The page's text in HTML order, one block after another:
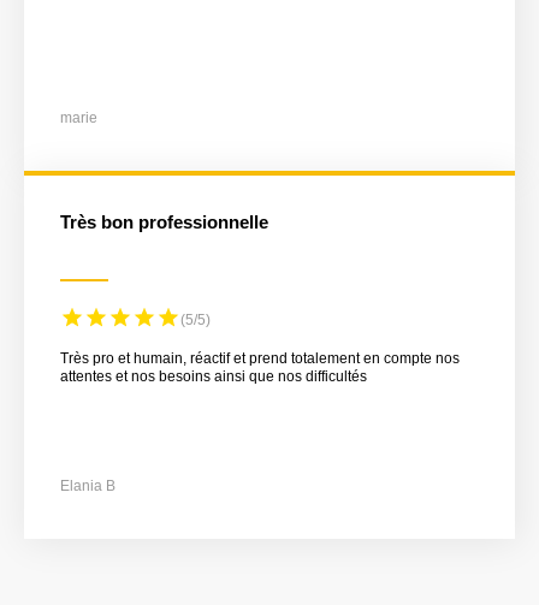
marie
Très bon professionnelle
(5/5)
Très pro et humain, réactif et prend totalement en compte nos
attentes et nos besoins ainsi que nos difficultés
Elania B